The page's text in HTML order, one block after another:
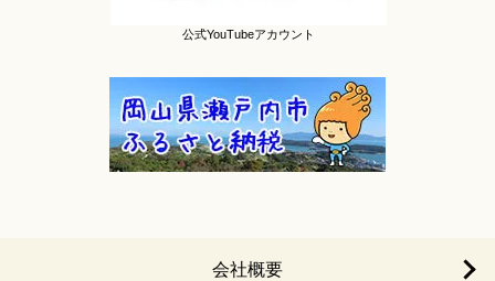
公式YouTubeアカウント
会社概要